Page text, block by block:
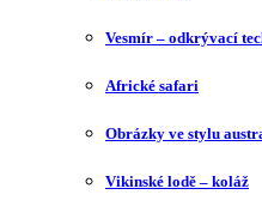
Vesmír – odkrývací
Africké safari
Obrázky ve stylu
Vikinské lodě – koláž